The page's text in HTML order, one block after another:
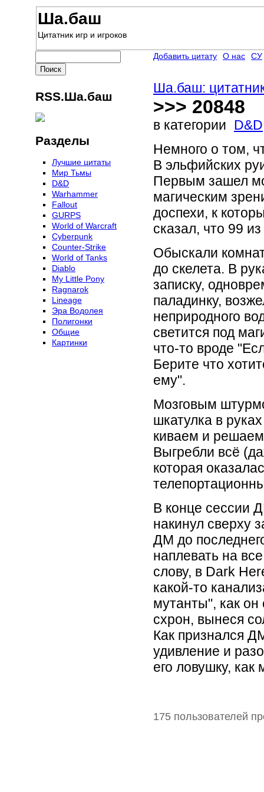
Ша.баш
Цитатник игр и игроков
Ша.баш:
>>> 20848
в категории D&D
Немного о том,
В эльфийских
Первым зашел
магическим
доспехи, к
сказал, что 99
Обыскали
до скелета. В
записку,
паладинку,
неприродного
светится под
что-то вроде
Берите что
ему".
Мозговым
шкатулка в
киваем и решаем
Выгребли всё
которая
В конце сессии
накинул сверху
ДМ до
наплевать на
слову, в Dark
какой-то
мутанты", как он
схрон, вынеся
Как признался
удивление и
его ловушку,
175 пользователей
Добавить цитату О нас СУ
RSS.Ша.баш
Разделы
Лучшие цитаты
Мир Тьмы
D&D
Warhammer
Fallout
GURPS
World of Warcraft
Сyberpunk
Counter-Strike
World of Tanks
Diablo
My Little Pony
Ragnarok
Lineage
Эра Водолея
Полигонки
Общие
Картинки